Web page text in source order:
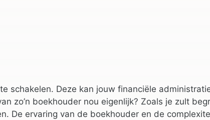
schakelen. Deze kan jouw financiële
zo’n boekhouder nou eigenlijk? Zoals je zult
De ervaring van de boekhouder en de